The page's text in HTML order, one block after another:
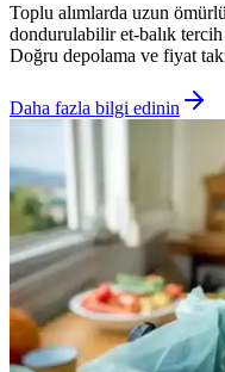
Toplu alımlarda uzun
dondurulabilir et-balık
Doğru depolama ve fiyat
Daha fazla bilgi edinin